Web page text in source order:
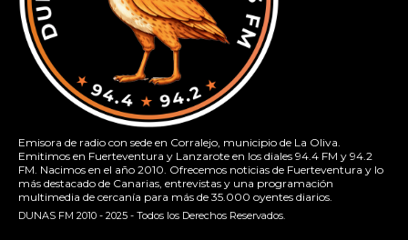
Emisora de radio con sede en Corralejo, municipio de La Oliva.
Emitimos en Fuerteventura y Lanzarote en los diales 94.4 FM y 94.2
FM. Nacimos en el año 2010. Ofrecemos noticias de Fuerteventura y lo
más destacado de Canarias, entrevistas y una programación
multimedia de cercanía para más de 35.000 oyentes diarios.
DUNAS FM 2010 - 2025 - Todos los Derechos Reservados.